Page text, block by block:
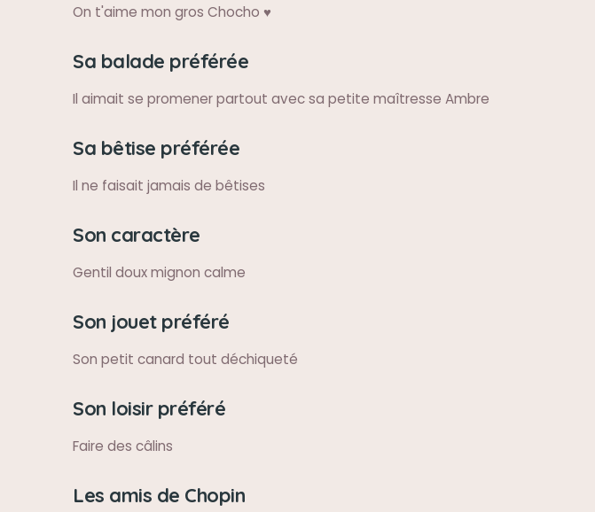
On t'aime mon gros Chocho ♥️
Sa balade préférée
Il aimait se promener partout avec sa petite maîtresse Ambre
Sa bêtise préférée
Il ne faisait jamais de bêtises
Son caractère
Gentil doux mignon calme
Son jouet préféré
Son petit canard tout déchiqueté
Son loisir préféré
Faire des câlins
Les amis de Chopin